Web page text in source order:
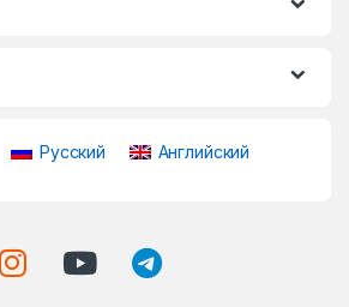
Русский Английский